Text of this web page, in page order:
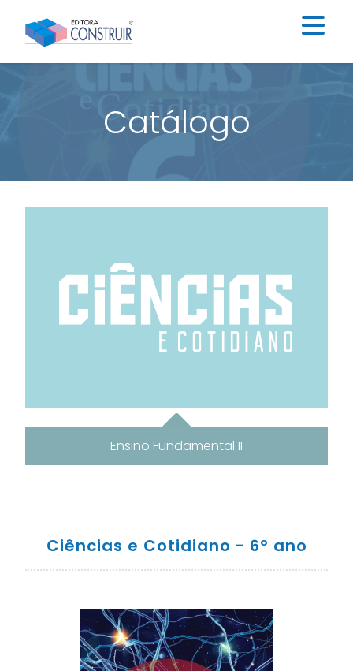
Institucional
Catálogo
Educação Infantil
Ensino Fundamental I
Contato
Construir Digital
Catálogo
Ensino Fundamental II
Ciências e Cotidiano - 6º ano